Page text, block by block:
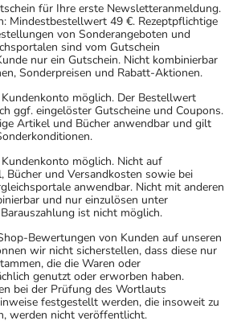
für Ihre erste Newsletteranmeldung.
Mindestbestellwert 49 €. Rezeptpflichtige
von Sonderangeboten und
sind vom Gutschein
nur ein Gutschein. Nicht kombinierbar
Sonderpreisen und Rabatt-Aktionen.
möglich. Der Bestellwert
ggf. eingelöster Gutscheine und Coupons.
Artikel und Bücher anwendbar und gilt
möglich. Nicht auf
Bücher und Versandkosten sowie bei
anwendbar. Nicht mit anderen
und nur einzulösen unter
ist nicht möglich.
Bewertungen von Kunden auf unseren
wir nicht sicherstellen, dass diese nur
die die Waren oder
genutzt oder erworben haben.
bei der Prüfung des Wortlauts
festgestellt werden, die insoweit zu
werden nicht veröffentlicht.